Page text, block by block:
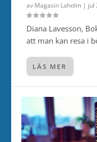
av Magasin Laholm | jul
Diana Lavesson,
att man kan resa i
LÄS MER